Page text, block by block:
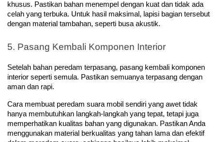
khusus. Pastikan bahan menempel dengan kuat dan tidak ada
celah yang terbuka. Untuk hasil maksimal, lapisi bagian tersebut
dengan material tambahan, seperti busa akustik.
5. Pasang Kembali Komponen Interior
Setelah bahan peredam terpasang, pasang kembali komponen
interior seperti semula. Pastikan semuanya terpasang dengan
aman dan rapi.
Cara membuat peredam suara mobil sendiri yang awet tidak
hanya membutuhkan langkah-langkah yang tepat, tetapi juga
memperhatikan kualitas bahan yang digunakan. Pastikan Anda
menggunakan material berkualitas yang tahan lama dan efektif